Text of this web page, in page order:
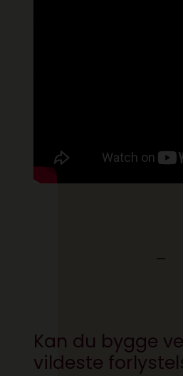
—
Kan du bygge
vildeste